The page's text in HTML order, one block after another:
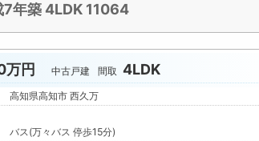
7年築 4LDK 11064
万円 中古戸建 間取 4LDK
高知県高知市 西久万
バス(万々バス 停歩15分)